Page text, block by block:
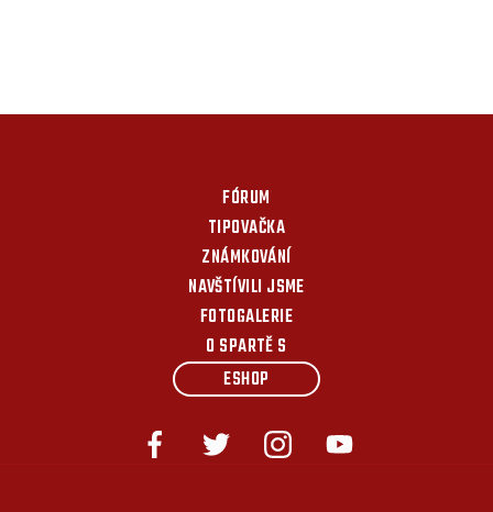
FÓRUM
TIPOVAČKA
ZNÁMKOVÁNÍ
NAVŠTÍVILI JSME
FOTOGALERIE
O SPARTĚ S
ESHOP